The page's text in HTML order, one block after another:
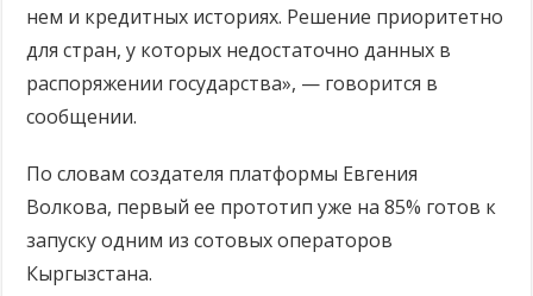
нем и кредитных историях. Решение приоритетно
для стран, у которых недостаточно данных в
распоряжении государства», — говорится в
сообщении.
По словам создателя платформы Евгения
Волкова, первый ее прототип уже на 85% готов к
запуску одним из сотовых операторов
Кыргызстана.